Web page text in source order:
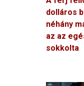
dolláros
néhány
az az
sokkolta